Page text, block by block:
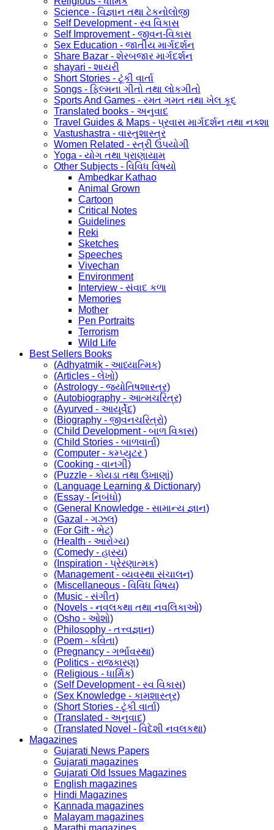
Science - વિજ્ઞાન તથા ટેકનોલોજી
Self Development - સ્વ વિકાસ
Self Improvement - જીવન-વિકાસ
Sex Education - જાતીય માર્ગદર્શન
Share Bazar - શેરબજાર માર્ગદર્શન
shayari - શાયરી
Short Stories - ટૂંકી વાર્તા
Songs - ફિલ્મના ગીતો તથા લોકગીતો
Sports And Games - રમત ગમત તથા ખેલ કૂદ
Translated books - અનુવાદ
Travel Guides & Maps - પ્રવાસ માર્ગદર્શન તથા નક્શા
Vastushastra - વાસ્તુશાસ્ત્ર
Women Related - સ્ત્રી ઉપયોગી
Yoga - યોગ તથા પ્રાણાયામ
Other Subjects - વિવિધ વિષયો
Ambedkar Kathao
Animal Grown
Cartoon
Critical Notes
Guidelines
Reki
Sketches
Speeches
Vivechan
Environment
Interview - સંવાદ કળા
Memories
Mother
Pen Portraits
Terrorism
Wild Life
Best Sellers Books
(Adhyatmik - આધ્યાત્મિક)
(Articles - લેખો)
(Astrology - જ્યોતિષશાસ્ત્ર)
(Autobiography - આત્મચરિત્ર)
(Ayurved - આયૂર્વેદ)
(Biography - જીવનચરિત્રો)
(Child Development - બાળ વિકાસ)
(Child Stories - બાળવાર્તા)
(Computer - કમ્પ્યુટર )
(Cooking - વાનગી)
(Puzzle - કોયડા તથા ઉખાણાં)
(Language Learning & Dictionary)
(Essay - નિબંધો)
(General Knowledge - સામાન્ય જ્ઞાન)
(Gazal - ગઝલ)
(For Gift - ભેટ)
(Health - આરોગ્ય)
(Comedy - હાસ્ય)
(Inspiration - પ્રેરણાત્મક)
(Management - વ્યવસ્થા સંચાલન)
(Miscellaneous - વિવિધ વિષય)
(Music - સંગીત)
(Novels - નવલકથા તથા નવલિકાઓ)
(Osho - ઓશો)
(Philosophy - તત્ત્વજ્ઞાન)
(Poem - કવિતા)
(Pregnancy - ગર્ભાવસ્થા)
(Politics - રાજકારણ)
(Religious - ધાર્મિક)
(Self Development - સ્વ વિકાસ)
(Sex Knowledge - કામશાસ્ત્ર)
(Short Stories - ટૂંકી વાર્તા)
(Translated - અનુવાદ)
(Translated Novel - વિદેશી નવલકથા)
Magazines
Gujarati News Papers
Gujarati magazines
Gujarati Old Issues Magazines
English magazines
Hindi Magazines
Kannada magazines
Malayam magazines
Marathi magazines